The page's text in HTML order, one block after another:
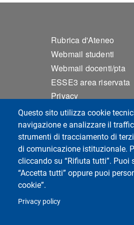
Questo sito utilizza cookie
navigazione e analizzare il
strumenti di tracciamento di
di comunicazione istituzionale.
cliccando su “Rifiuta tutti”. Puoi
“Accetta tutti” oppure puoi
cookie”.
Privacy policy
Footer 1
Rubrica d'Ateneo
Webmail studenti
Webmail docenti/pta
ESSE3 area riservata
Privacy
Accessibilità
Mappa del sito
Cookie settings
Dipartimento di
Campus della Salute,
Viale Golgi 19, 27100